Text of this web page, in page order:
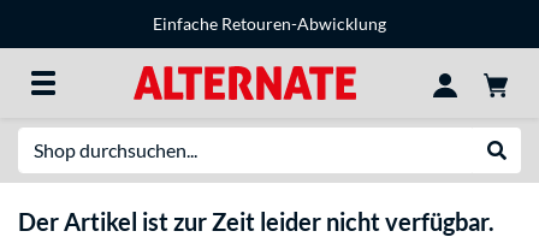
Einfache Retouren-Abwicklung
Der Artikel ist zur Zeit leider nicht verfügbar.